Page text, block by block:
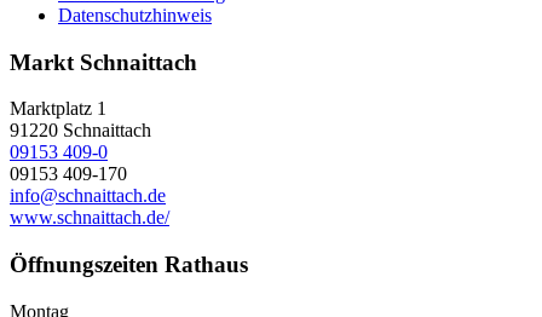
Datenschutzhinweis
Markt Schnaittach
Marktplatz 1
91220 Schnaittach
09153 409-0
09153 409-170
info@schnaittach.de
www.schnaittach.de/
Öffnungszeiten Rathaus
Montag